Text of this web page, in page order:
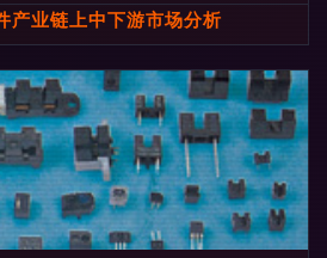
产业链上中下游市场分析